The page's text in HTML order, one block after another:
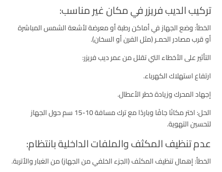
تركيب الديب فريزر في مكان غير مناسب:
الخطأ: وضع الجهاز في أماكن رطبة أو معرضة لأشعة الشمس المباشرة
أو قرب مصادر الحمـر (مثل الفرن أو السخان).
التأثير على الأخطاء التي تقلل من عمر ديب فريزر:
ارتفاع استهلاك الكهرباء.
إجهاد المحرك وزيادة خطر الأعطال.
الحل: اختر مكانًا جافًا وباردًا مع ترك مسافة 10-15 سم حول الجهاز
لتحسين التهوية.
عدم تنظيف المكثف والملفات الداخلية بانتظام:
الخطأ: إهمال تنظيف المكثف (الجزء الخلفي من الجهاز) من الغبار والأتربة.